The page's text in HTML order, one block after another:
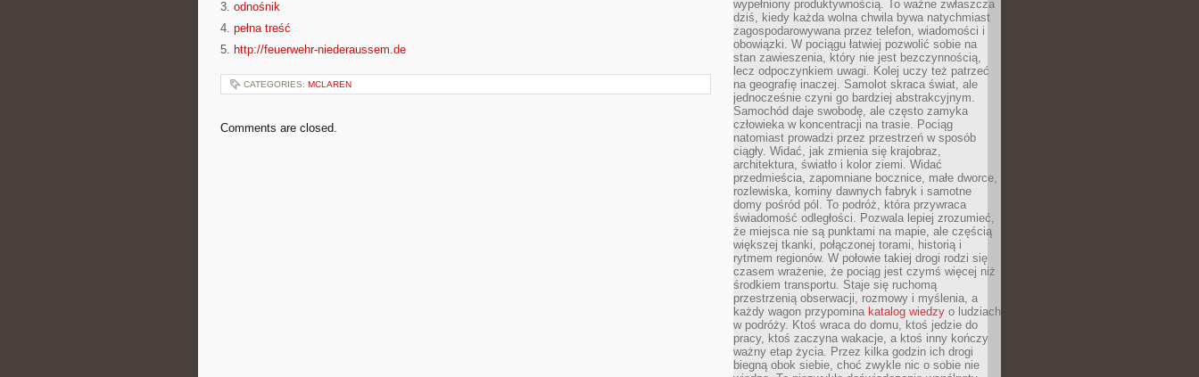
3. odnośnik
4. pełna treść
5. http://feuerwehr-niederaussem.de
CATEGORIES: MCLAREN
Comments are closed.
wypełniony produktywnością. To ważne zwłaszcza
dziś, kiedy każda wolna chwila bywa natychmiast
zagospodarowywana przez telefon, wiadomości i
obowiązki. W pociągu łatwiej pozwolić sobie na
stan zawieszenia, który nie jest bezczynnością,
lecz odpoczynkiem uwagi. Kolej uczy też patrzeć
na geografię inaczej. Samolot skraca świat, ale
jednocześnie czyni go bardziej abstrakcyjnym.
Samochód daje swobodę, ale często zamyka
człowieka w koncentracji na trasie. Pociąg
natomiast prowadzi przez przestrzeń w sposób
ciągły. Widać, jak zmienia się krajobraz,
architektura, światło i kolor ziemi. Widać
przedmieścia, zapomniane bocznice, małe dworce,
rozlewiska, kominy dawnych fabryk i samotne
domy pośród pól. To podróż, która przywraca
świadomość odległości. Pozwala lepiej zrozumieć,
że miejsca nie są punktami na mapie, ale częścią
większej tkanki, połączonej torami, historią i
rytmem regionów. W połowie takiej drogi rodzi się
czasem wrażenie, że pociąg jest czymś więcej niż
środkiem transportu. Staje się ruchomą
przestrzenią obserwacji, rozmowy i myślenia, a
każdy wagon przypomina katalog wiedzy o ludziach
w podróży. Ktoś wraca do domu, ktoś jedzie do
pracy, ktoś zaczyna wakacje, a ktoś inny kończy
ważny etap życia. Przez kilka godzin ich drogi
biegną obok siebie, choć zwykle nic o sobie nie